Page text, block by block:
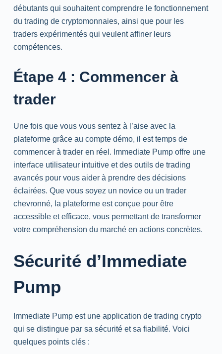
débutants qui souhaitent comprendre le fonctionnement
du trading de cryptomonnaies, ainsi que pour les
traders expérimentés qui veulent affiner leurs
compétences.
Étape 4 : Commencer à
trader
Une fois que vous vous sentez à l’aise avec la
plateforme grâce au compte démo, il est temps de
commencer à trader en réel. Immediate Pump offre une
interface utilisateur intuitive et des outils de trading
avancés pour vous aider à prendre des décisions
éclairées. Que vous soyez un novice ou un trader
chevronné, la plateforme est conçue pour être
accessible et efficace, vous permettant de transformer
votre compréhension du marché en actions concrètes.
Sécurité d’Immediate
Pump
Immediate Pump est une application de trading crypto
qui se distingue par sa sécurité et sa fiabilité. Voici
quelques points clés :